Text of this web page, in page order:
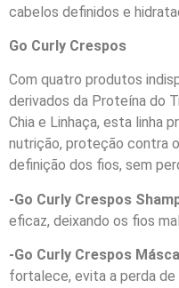
cabelos definidos e
Go Curly Crespos
Com quatro produtos
derivados da Proteína do
Chia e Linhaça, esta linha
nutrição, proteção contra
definição dos fios, sem
-Go Curly Crespos
eficaz, deixando os fios
-Go Curly Crespos
fortalece, evita a perda